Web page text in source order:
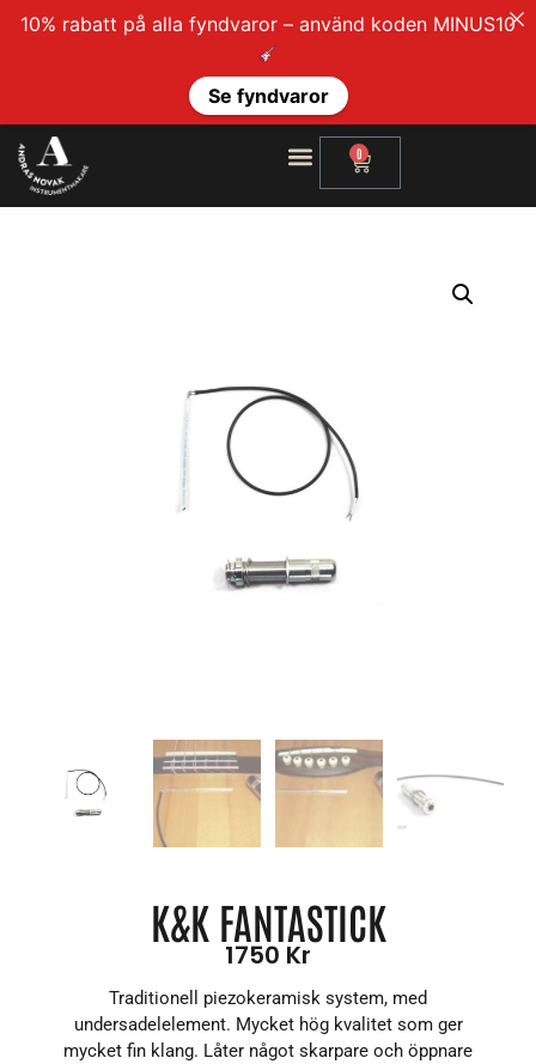
0
K&K FANTASTICK
1750 Kr
Traditionell piezokeramisk system, med
undersadelelement. Mycket hög kvalitet som ger
mycket fin klang. Låter något skarpare och öppnare
10% rabatt på alla fyndvaror – använd koden MINUS10
Se fyndvaror